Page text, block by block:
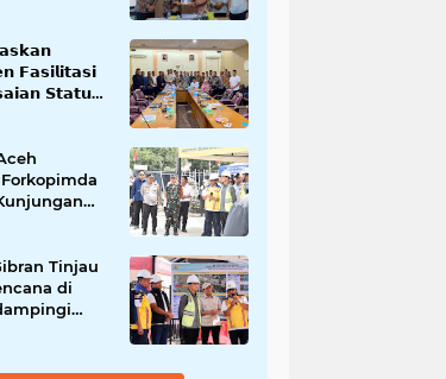
𝗡𝗲𝗴𝗮𝗿𝗮
𝗦𝘁𝗮𝘁𝘂𝘀
𝗣𝗮𝗱𝗮𝗻𝗴
Presiden
Tinjau
di
Fadh